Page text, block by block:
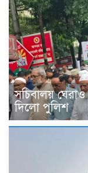
সচিবালয়
দিলো পুলিশ